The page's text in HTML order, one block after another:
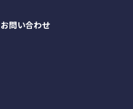
お問い合わせ